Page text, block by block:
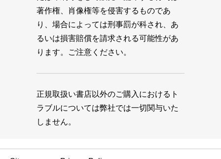
著作権、肖像権等を侵害するものであ
り、場合によっては刑事罰が科され、あ
るいは損害賠償を請求される可能性があ
ります。ご注意ください。
正規取扱い書店以外のご購入におけるト
ラブルについては弊社では一切関与いた
しません。